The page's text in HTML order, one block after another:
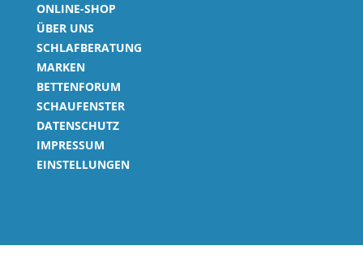
ONLINE-SHOP
ÜBER UNS
SCHLAFBERATUNG
MARKEN
BETTENFORUM
SCHAUFENSTER
DATENSCHUTZ
IMPRESSUM
EINSTELLUNGEN